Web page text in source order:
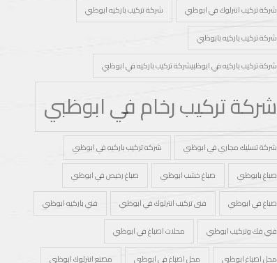
شركة تركيب انترلوك في ابوظبي
شركة تركيب باركيه ابوظبي
شركة تركيب باركيه بابوظبي
شركة تركيب باركيه في ابوظبيشركة تركيب باركيه في ابوظبي
شركة تركيب رخام في ابوظبي
شركة تسليك مجاري في ابوظبي
شركه تركيب باركيه في ابوظبي
صباغ بابوظبي
صباغ خشب ابوظبي
صباغ رخيص في ابوظبي
صباغ في ابوظبي
فنى تركيب انترلوك في ابوظبي
فني باركيه ابوظبي
فني فك وتركيب ابوظبي
محلات اصباغ في ابوظبي
محل اصباغ ابوظبي
محل اصباغ في ابوظبي مصنع انترلوك ابوظبي